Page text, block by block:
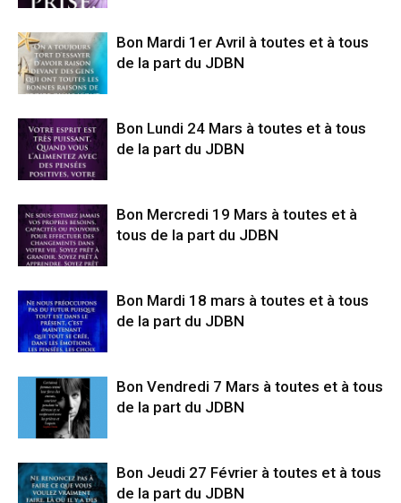
Bon Mardi 1er Avril à toutes et à tous
de la part du JDBN
Bon Lundi 24 Mars à toutes et à tous
de la part du JDBN
Bon Mercredi 19 Mars à toutes et à
tous de la part du JDBN
Bon Mardi 18 mars à toutes et à tous
de la part du JDBN
Bon Vendredi 7 Mars à toutes et à tous
de la part du JDBN
Bon Jeudi 27 Février à toutes et à tous
de la part du JDBN